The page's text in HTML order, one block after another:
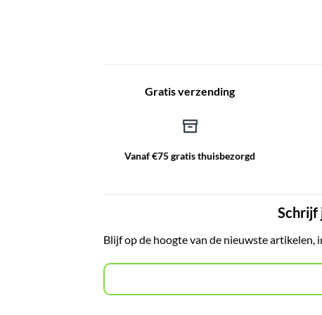
Gratis verzending
Vanaf €75 gratis thuisbezorgd
Schrijf
Blijf op de hoogte van de nieuwste artikelen,